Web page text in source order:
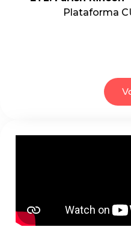
Plataforma